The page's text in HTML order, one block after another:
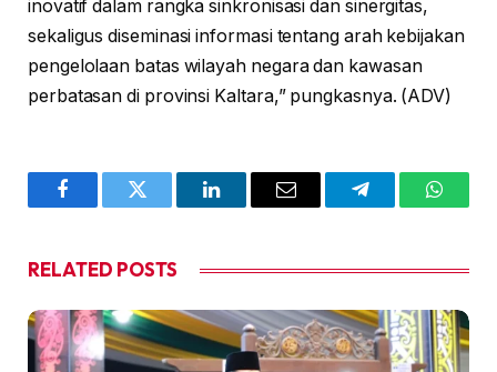
inovatif dalam rangka sinkronisasi dan sinergitas,
sekaligus diseminasi informasi tentang arah kebijakan
pengelolaan batas wilayah negara dan kawasan
perbatasan di provinsi Kaltara,” pungkasnya. (ADV)
FacebookTwitter LinkedInEmail Telegram
RELATED POSTS